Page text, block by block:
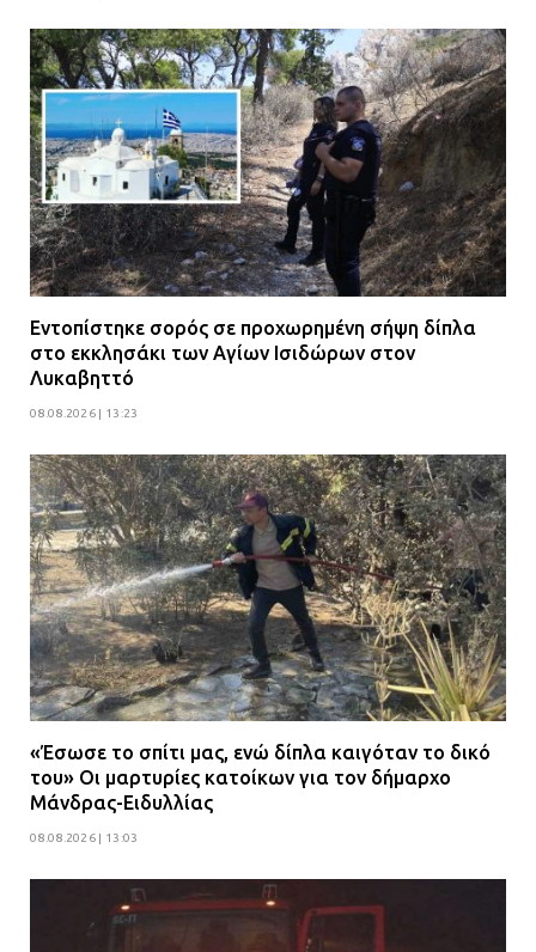
Εντοπίστηκε σορός σε προχωρημένη σήψη δίπλα
στο εκκλησάκι των Αγίων Ισιδώρων στον
Λυκαβηττό
08.08.2026 | 13:23
«Έσωσε το σπίτι μας, ενώ δίπλα καιγόταν το δικό
του» Οι μαρτυρίες κατοίκων για τον δήμαρχο
Μάνδρας-Ειδυλλίας
08.08.2026 | 13:03